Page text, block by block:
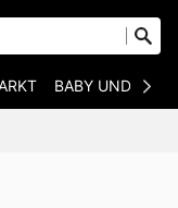
BABY UND KIND